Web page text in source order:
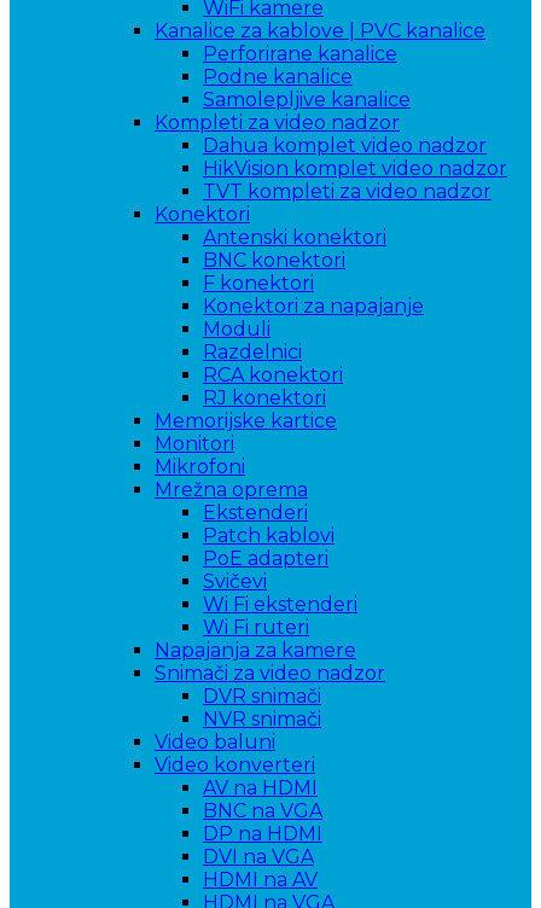
WiFi kamere
Kanalice za kablove | PVC kanalice
Perforirane kanalice
Podne kanalice
Samolepljive kanalice
Kompleti za video nadzor
Dahua komplet video nadzor
HikVision komplet video nadzor
TVT kompleti za video nadzor
Konektori
Antenski konektori
BNC konektori
F konektori
Konektori za napajanje
Moduli
Razdelnici
RCA konektori
RJ konektori
Memorijske kartice
Monitori
Mikrofoni
Mrežna oprema
Ekstenderi
Patch kablovi
PoE adapteri
Svičevi
Wi Fi ekstenderi
Wi Fi ruteri
Napajanja za kamere
Snimači za video nadzor
DVR snimači
NVR snimači
Video baluni
Video konverteri
AV na HDMI
BNC na VGA
DP na HDMI
DVI na VGA
HDMI na AV
HDMI na VGA